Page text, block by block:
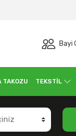
Bayi
TAKOZU TEKSTİL